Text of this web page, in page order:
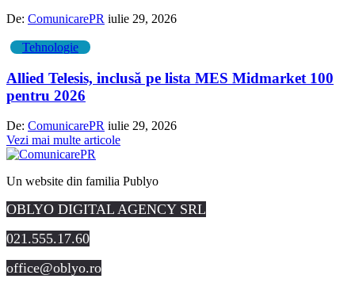
De: ComunicarePR iulie 29, 2026
Tehnologie
Allied Telesis, inclusă pe lista MES Midmarket 100
pentru 2026
De: ComunicarePR iulie 29, 2026
Vezi mai multe articole
Un website din familia Publyo
OBLYO DIGITAL AGENCY SRL
021.555.17.60
office@oblyo.ro